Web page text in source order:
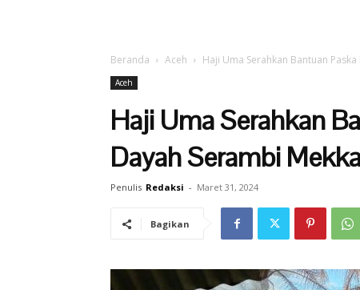
Beranda Aceh Haji Uma Serahkan Bantuan
Aceh
Haji Uma Serahkan
Dayah Serambi
Penulis Redaksi - Maret 31, 2024
Bagikan